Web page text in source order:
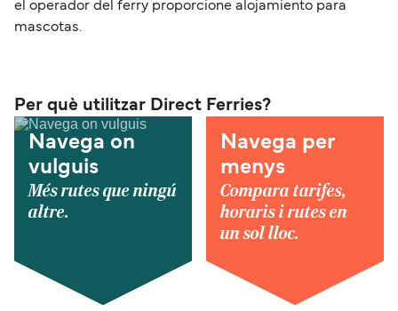
el operador del ferry proporcione alojamiento para
mascotas.
Per què utilitzar Direct Ferries?
Navega on
vulguis
Més rutes que ningú
altre.
Navega per
menys
Compara tarifes,
horaris i rutes en
un sol lloc.